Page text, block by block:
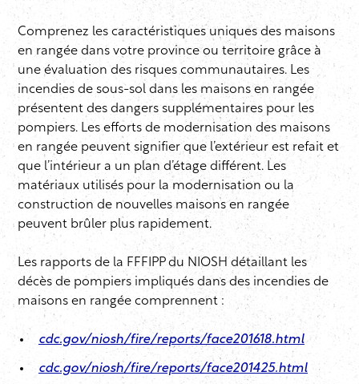
Comprenez les caractéristiques uniques des maisons
en rangée dans votre province ou territoire grâce à
une évaluation des risques communautaires. Les
incendies de sous-sol dans les maisons en rangée
présentent des dangers supplémentaires pour les
pompiers. Les efforts de modernisation des maisons
en rangée peuvent signifier que l’extérieur est refait et
que l’intérieur a un plan d’étage différent. Les
matériaux utilisés pour la modernisation ou la
construction de nouvelles maisons en rangée
peuvent brûler plus rapidement.
Les rapports de la FFFIPP du NIOSH détaillant les
décès de pompiers impliqués dans des incendies de
maisons en rangée comprennent :
cdc.gov/niosh/fire/reports/face201618.html
cdc.gov/niosh/fire/reports/face201425.html